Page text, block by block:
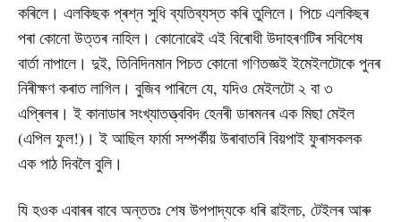
কৰিলে। এলকিছক প্ৰশ্ন সুধি ব্যতিব্যস্ত কৰি তুলিলে। পিচে এলকিছৰ
পৰা কোনো উত্তৰ নাহিল। কোনোৱেই এই বিৰোধী উদাহৰণটিৰ সবিশেষ
বাৰ্তা নাপালে। দুই, তিনিদিনমান পিচত কোনো গণিতজ্ঞই ইমেইলটোকে পুনৰ
নিৰীক্ষণ কৰাত লাগিল। বুজিব পাৰিলে যে, যদিও মেইলটো ২ বা ৩
এপ্ৰিলৰ। ই কানাডাৰ সংখ্যাতত্ত্ববিদ হেনৰী ডাৰমনৰ এক মিছা মেইল
(এপিল ফুল!)। ই আছিল ফাৰ্মা সম্পৰ্কীয় উৰাবাতৰি বিয়পাই ফুৰাসকলক
এক পাঠ দিবলৈ বুলি।
যি হওক এবাৰৰ বাবে অন্ততঃ শেষ উপপাদ্যকে ধৰি ৱাইলচ, টেইলৰ আৰু